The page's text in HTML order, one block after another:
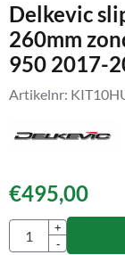
Delkevic
260mm
950 2017-
Artikelnr:
€495,00
Aantal
+
-